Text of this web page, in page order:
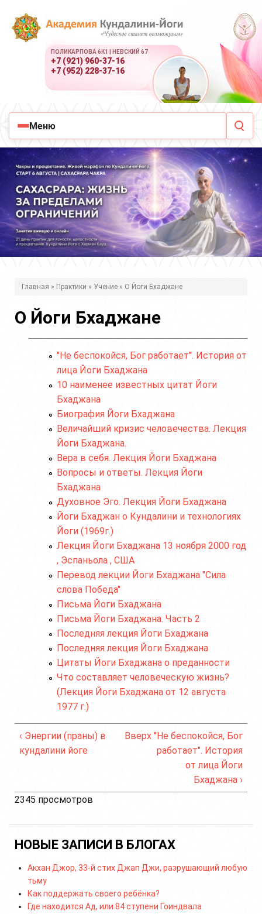
ПОЛИКАРПОВА 6К1 | НЕВСКИЙ 67
+7 (921) 960-37-16
+7 (952) 228-37-16
Меню
з
Главная » Практики » Учение » О Йоги Бхаджане
О Йоги Бхаджане
"Не беспокойся, Бог работает". История от
лица Йоги Бхаджана
10 наименее известных цитат Йоги
Бхаджана
Биография Йоги Бхаджана
Величайший кризис человечества. Лекция
Йоги Бхаджана.
Вера в себя. Лекция Йоги Бхаджана
Вопросы и ответы. Лекция Йоги
Бхаджана
Духовное Эго. Лекция Йоги Бхаджана
Йоги Бхаджан о Кундалини и технологиях
Йоги (1969г.)
Лекция Йоги Бхаджана 13 ноября 2000 год
, Эспаньола , США
Перевод лекции Йоги Бхаджана "Сила
слова Победа"
Письма Йоги Бхаджана
Письма Йоги Бхаджана. Часть 2
Последняя лекция Йоги Бхаджана
Последняя лекция Йоги Бхаджана
Цитаты Йоги Бхаджана о преданности
Что составляет человеческую жизнь?
(Лекция Йоги Бхаджана от 12 августа
1977 г.)
‹ Энергии (праны) в
кундалини йоге
Вверх "Не беспокойся, Бог
работает". История
от лица Йоги
Бхаджана ›
2345 просмотров
НОВЫЕ ЗАПИСИ В БЛОГАХ
Акхан Джор, 33-й стих Джап Джи, разрушающий любую
тьму
Как поддержать своего ребёнка?
Где находится Ад, или 84 ступени Гоиндвала